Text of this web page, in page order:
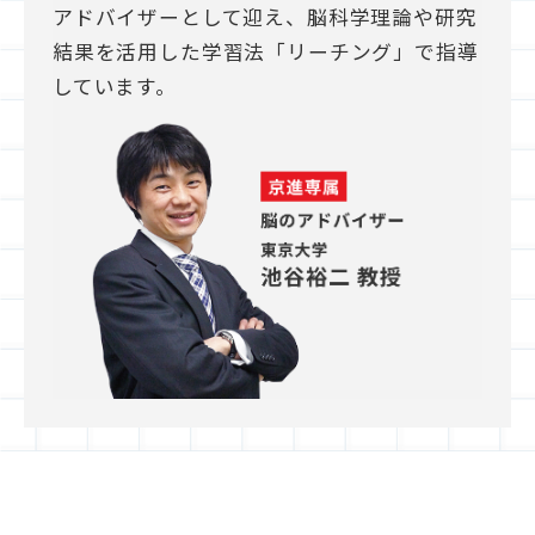
アドバイザーとして迎え、脳科学理論や研究
結果を活用した学習法「リーチング」で指導
しています。